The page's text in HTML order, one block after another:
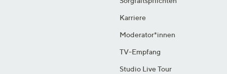
Karriere
Moderator*innen
TV-Empfang
Studio Live Tour